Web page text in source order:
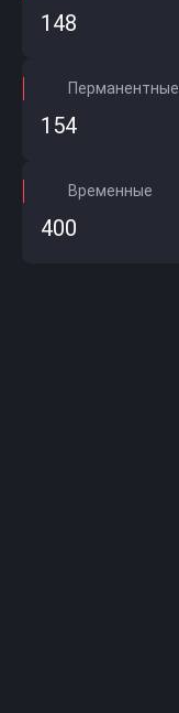
148
Перманентные
154
Временные
400